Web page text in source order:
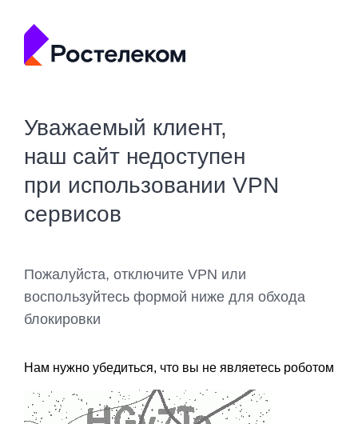
Уважаемый клиент,
наш сайт недоступен
при использовании VPN
сервисов
Пожалуйста, отключите VPN или
воспользуйтесь формой ниже для обхода
блокировки
Нам нужно убедиться, что вы не являетесь роботом